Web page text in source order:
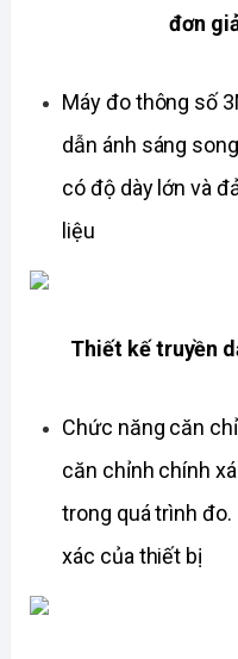
đơn
Máy đo thông số
dẫn ánh sáng
có độ dày lớn và
liệu
Thiết kế truyền
Chức năng căn
căn chỉnh chính
trong quá trình
xác của thiết bị